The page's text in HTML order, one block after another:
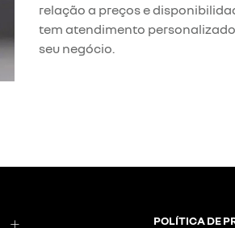
relação a preços e
tem atendimento
seu negócio.
POLÍTICA DE